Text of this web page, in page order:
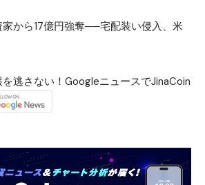
から17億円強奪──宅配装い侵入、米
逃さない！GoogleニュースでJinaCoin